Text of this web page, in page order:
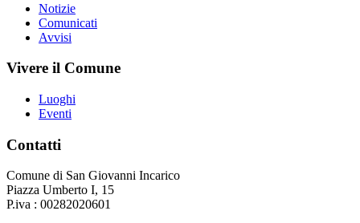
Notizie
Comunicati
Avvisi
Vivere il Comune
Luoghi
Eventi
Contatti
Comune di San Giovanni Incarico
Piazza Umberto I, 15
P.iva : 00282020601